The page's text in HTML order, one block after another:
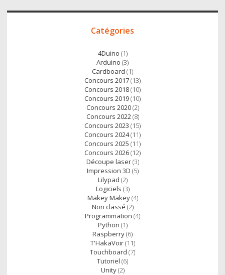
e
o
A
p
Accès
Catégories
4Duino (1)
Arduino (3)
Cardboard (1)
Concours 2017(13)
Concours 2018(10)
Concours 2019(10)
Concours 2020(2)
Concours 2022(8)
Concours 2023 (15)
Concours 2024(11)
Concours 2025 (11)
Concours 2026(12)
Découpe laser(3)
Impression 3D (5)
Lilypad (2)
Logiciels (3)
Makey Makey(4)
Non classé (2)
Programmation (4)
Python (1)
Raspberry(6)
T'HakaVoir(11)
Touchboard (7)
Tutoriel (6)
Unity(2)